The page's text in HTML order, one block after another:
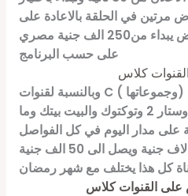
مرتين في الحلقة بالاعادة على
مدار الشهر ويكون سعر العرض يبداء من250 الف جنية مصري
على حسب البرنامج
وبالنسبة لقنوات C كايرو ( ومجموعاتها ) تايم (وجموعاتها )
سينما 1 وسينما 2 ستار 1 وستار 2 وتوكتوك والبيت بيتك وما
على مدار اليوم في كل الفواصل
يبداء سعر العرض من 10 الاف جنية ويصل الى 50 الف جنية
كل هذا يختلف مع شهر رمضان